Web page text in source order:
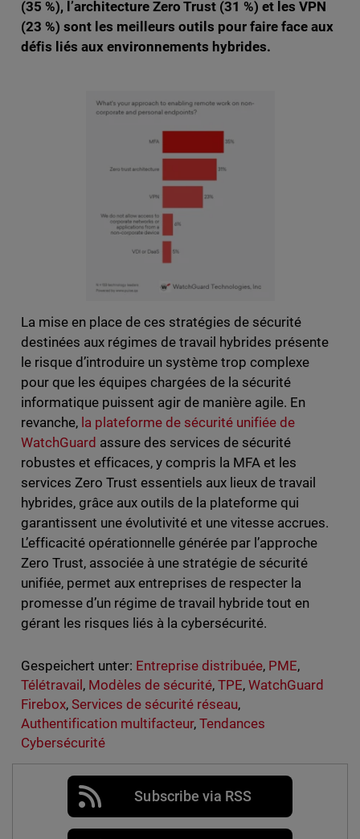
(35 %), l’architecture Zero Trust (31 %) et les VPN
(23 %) sont les meilleurs outils pour faire face aux
défis liés aux environnements hybrides.
La mise en place de ces stratégies de sécurité
destinées aux régimes de travail hybrides présente
le risque d’introduire un système trop complexe
pour que les équipes chargées de la sécurité
informatique puissent agir de manière agile. En
revanche, la plateforme de sécurité unifiée de
WatchGuard assure des services de sécurité
robustes et efficaces, y compris la MFA et les
services Zero Trust essentiels aux lieux de travail
hybrides, grâce aux outils de la plateforme qui
garantissent une évolutivité et une vitesse accrues.
L’efficacité opérationnelle générée par l’approche
Zero Trust, associée à une stratégie de sécurité
unifiée, permet aux entreprises de respecter la
promesse d’un régime de travail hybride tout en
gérant les risques liés à la cybersécurité.
Gespeichert unter: Entreprise distribuée, PME,
Télétravail, Modèles de sécurité,TPE,WatchGuard
Firebox, Services de sécurité réseau,
Authentification multifacteur,Tendances
Cybersécurité
Subscribe via RSS